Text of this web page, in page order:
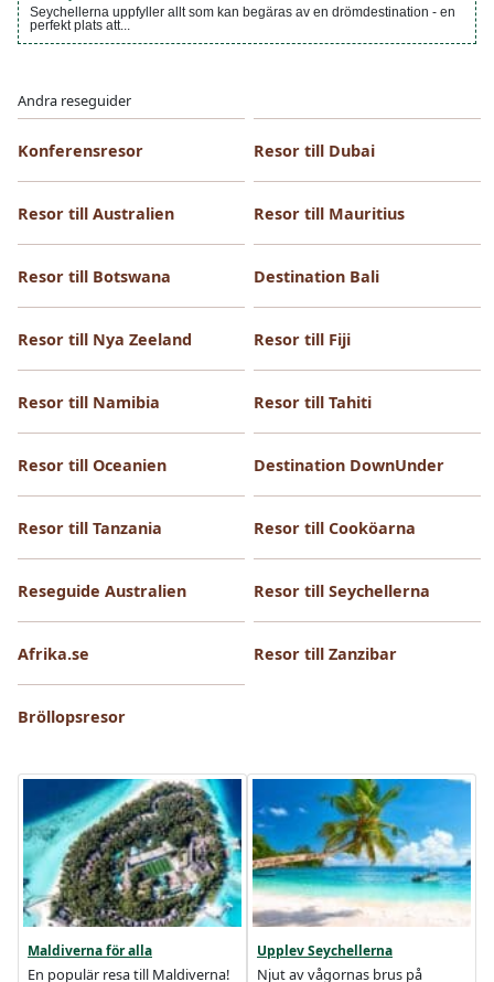
Andra reseguider
Konferensresor Resor till Dubai
Resor till Australien Resor till Mauritius
Resor till Botswana Destination Bali
Resor till Nya Zeeland Resor till Fiji
Resor till Namibia Resor till Tahiti
Resor till Oceanien Destination DownUnder
Resor till Tanzania Resor till Cooköarna
Reseguide Australien Resor till Seychellerna
Afrika.se Resor till Zanzibar
Bröllopsresor
Seychellerna uppfyller allt som kan begäras av en drömdestination - en
perfekt plats att...
Maldiverna för alla
En populär resa till Maldiverna!
Upplev Seychellerna
Njut av vågornas brus på